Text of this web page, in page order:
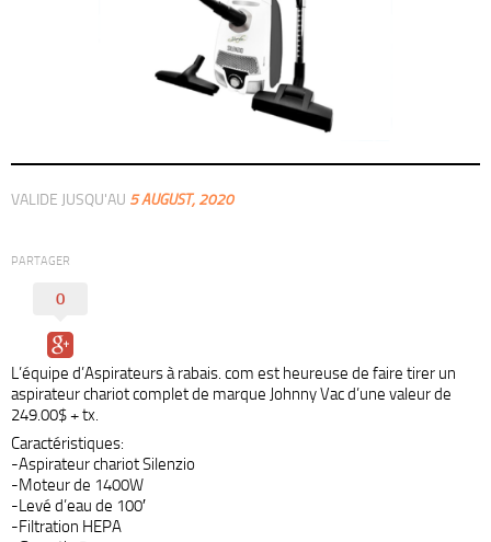
VALIDE JUSQU'AU 5 AUGUST, 2020
PARTAGER
0
L’équipe d’Aspirateurs à rabais. com est heureuse de faire tirer un
aspirateur chariot complet de marque Johnny Vac d’une valeur de
249.00$ + tx.
Caractéristiques:
-Aspirateur chariot Silenzio
-Moteur de 1400W
-Levé d’eau de 100′
-Filtration HEPA